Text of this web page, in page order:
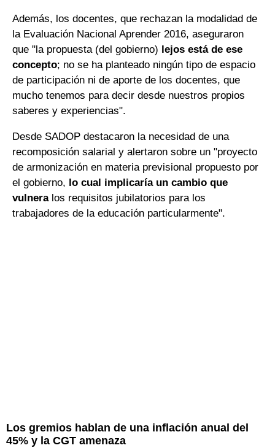
Además, los docentes, que rechazan la modalidad de
la Evaluación Nacional Aprender 2016, aseguraron
que "la propuesta (del gobierno) lejos está de ese
concepto; no se ha planteado ningún tipo de espacio
de participación ni de aporte de los docentes, que
mucho tenemos para decir desde nuestros propios
saberes y experiencias".
Desde SADOP destacaron la necesidad de una
recomposición salarial y alertaron sobre un "proyecto
de armonización en materia previsional propuesto por
el gobierno, lo cual implicaría un cambio que
vulnera los requisitos jubilatorios para los
trabajadores de la educación particularmente".
Los gremios hablan de una inflación anual del
45% y la CGT amenaza